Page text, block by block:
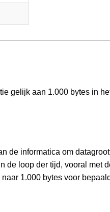
gelijk aan 1.000 bytes in
de informatica om
de loop der tijd, vooral met
1.000 bytes voor